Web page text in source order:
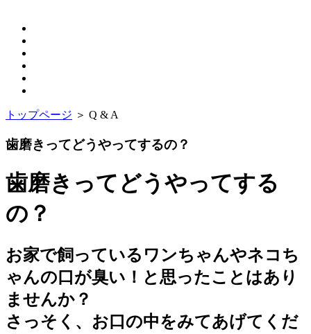
トップページ ＞ Q & A
歯磨きってどうやってするの？
歯磨きってどうやってする
の？
お家で飼っているワンちゃんやネコち
ゃんの口が臭い！と思ったことはあり
ませんか？
さっそく、お口の中をみてあげてくだ